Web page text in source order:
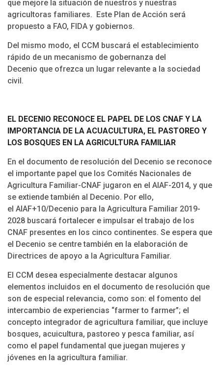
que mejore la situación de nuestros y nuestras
agricultoras familiares. Este Plan de Acción será
propuesto a FAO, FIDA y gobiernos.
Del mismo modo, el CCM buscará el establecimiento
rápido de un mecanismo de gobernanza del
Decenio que ofrezca un lugar relevante a la sociedad
civil.
EL DECENIO RECONOCE EL PAPEL DE LOS CNAF Y LA
IMPORTANCIA DE LA ACUACULTURA, EL PASTOREO Y
LOS BOSQUES EN LA AGRICULTURA FAMILIAR
En el documento de resolución del Decenio se reconoce
el importante papel que los Comités Nacionales de
Agricultura Familiar-CNAF jugaron en el AIAF-2014, y que
se extiende también al Decenio. Por ello,
el AIAF+10/Decenio para la Agricultura Familiar 2019-
2028 buscará fortalecer e impulsar el trabajo de los
CNAF presentes en los cinco continentes. Se espera que
el Decenio se centre también en la elaboración de
Directrices de apoyo a la Agricultura Familiar.
El CCM desea especialmente destacar algunos
elementos incluidos en el documento de resolución que
son de especial relevancia, como son: el fomento del
intercambio de experiencias “farmer to farmer”; el
concepto integrador de agricultura familiar, que incluye
bosques, acuicultura, pastoreo y pesca familiar, así
como el papel fundamental que juegan mujeres y
jóvenes en la agricultura familiar.